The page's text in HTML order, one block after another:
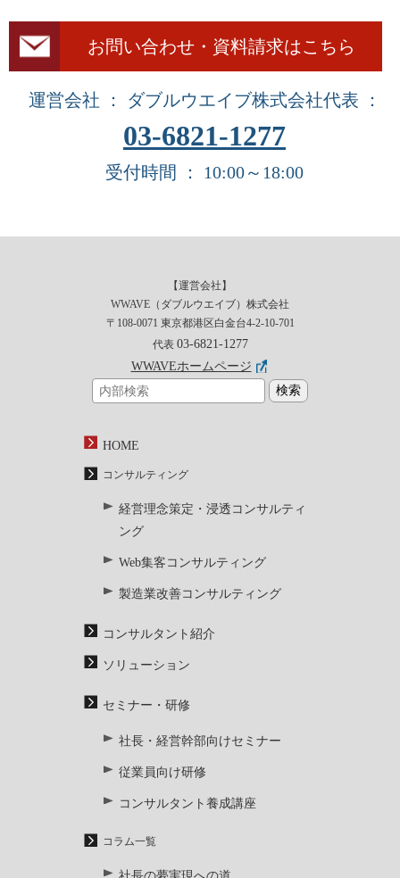
お問い合わせ・資料請求はこちら
運営会社 ： ダブルウエイブ株式会社代表 ：
03-6821-1277
受付時間 ： 10:00～18:00
【運営会社】
WWAVE（ダブルウエイブ）株式会社
〒108-0071 東京都港区白金台4-2-10-701
代表 03-6821-1277
WWAVEホームページ
HOME
コンサルティング
経営理念策定・浸透コンサルティ
ング
Web集客コンサルティング
製造業改善コンサルティング
コンサルタント紹介
ソリューション
セミナー・研修
社長・経営幹部向けセミナー
従業員向け研修
コンサルタント養成講座
コラム一覧